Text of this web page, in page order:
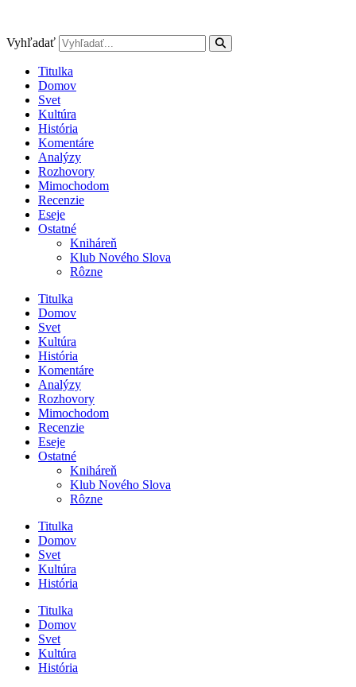
obsah
Vyhľadať
Titulka
Domov
Svet
Kultúra
História
Komentáre
Analýzy
Rozhovory
Mimochodom
Recenzie
Eseje
Ostatné
Kniháreň
Klub Nového Slova
Rôzne
Titulka
Domov
Svet
Kultúra
História
Komentáre
Analýzy
Rozhovory
Mimochodom
Recenzie
Eseje
Ostatné
Kniháreň
Klub Nového Slova
Rôzne
Titulka
Domov
Svet
Kultúra
História
Titulka
Domov
Svet
Kultúra
História